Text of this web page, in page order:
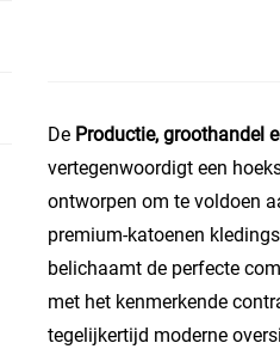
De Productie, groothandel
vertegenwoordigt een
ontworpen om te voldoen
premium-katoenen
belichaamt de perfecte
met het kenmerkende
tegelijkertijd moderne